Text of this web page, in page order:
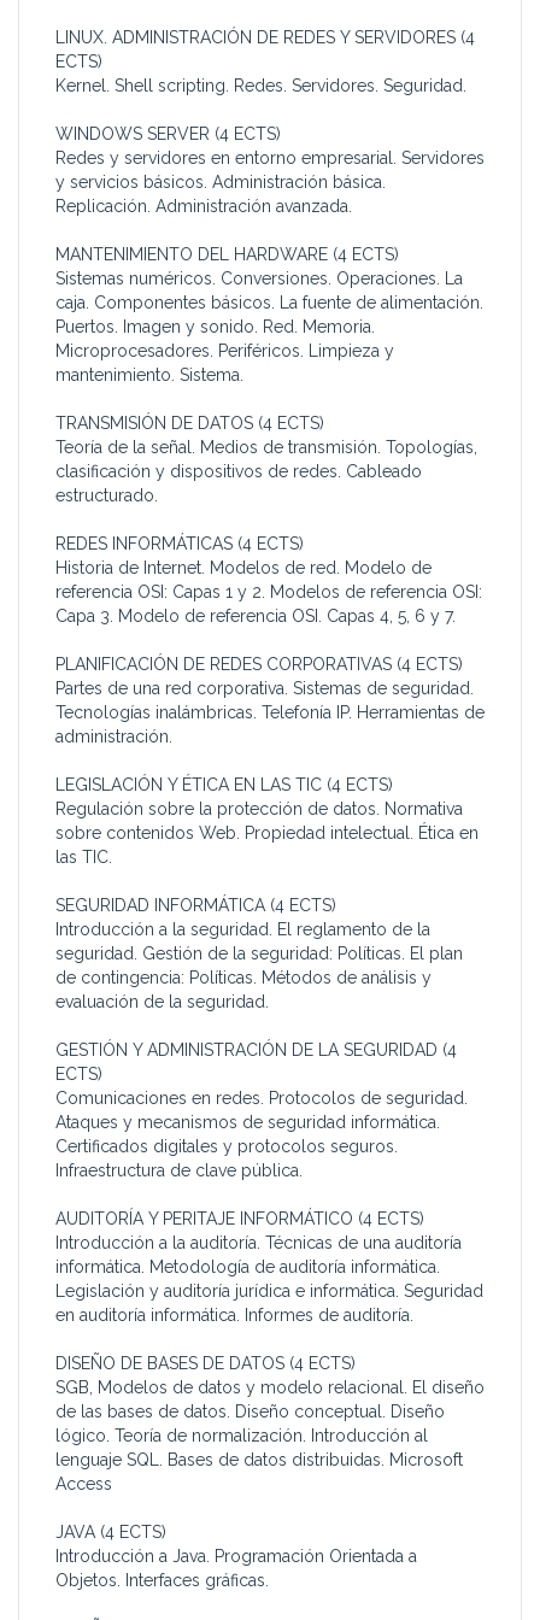
LINUX. ADMINISTRACIÓN DE REDES Y SERVIDORES (4
ECTS)
Kernel. Shell scripting. Redes. Servidores. Seguridad.
WINDOWS SERVER (4 ECTS)
Redes y servidores en entorno empresarial. Servidores
y servicios básicos. Administración básica.
Replicación. Administración avanzada.
MANTENIMIENTO DEL HARDWARE (4 ECTS)
Sistemas numéricos. Conversiones. Operaciones. La
caja. Componentes básicos. La fuente de alimentación.
Puertos. Imagen y sonido. Red. Memoria.
Microprocesadores. Periféricos. Limpieza y
mantenimiento. Sistema.
TRANSMISIÓN DE DATOS (4 ECTS)
Teoría de la señal. Medios de transmisión. Topologías,
clasificación y dispositivos de redes. Cableado
estructurado.
REDES INFORMÁTICAS (4 ECTS)
Historia de Internet. Modelos de red. Modelo de
referencia OSI: Capas 1 y 2. Modelos de referencia OSI:
Capa 3. Modelo de referencia OSI. Capas 4, 5, 6 y 7.
PLANIFICACIÓN DE REDES CORPORATIVAS (4 ECTS)
Partes de una red corporativa. Sistemas de seguridad.
Tecnologías inalámbricas. Telefonía IP. Herramientas de
administración.
LEGISLACIÓN Y ÉTICA EN LAS TIC (4 ECTS)
Regulación sobre la protección de datos. Normativa
sobre contenidos Web. Propiedad intelectual. Ética en
las TIC.
SEGURIDAD INFORMÁTICA (4 ECTS)
Introducción a la seguridad. El reglamento de la
seguridad. Gestión de la seguridad: Políticas. El plan
de contingencia: Políticas. Métodos de análisis y
evaluación de la seguridad.
GESTIÓN Y ADMINISTRACIÓN DE LA SEGURIDAD (4
ECTS)
Comunicaciones en redes. Protocolos de seguridad.
Ataques y mecanismos de seguridad informática.
Certificados digitales y protocolos seguros.
Infraestructura de clave pública.
AUDITORÍA Y PERITAJE INFORMÁTICO (4 ECTS)
Introducción a la auditoría. Técnicas de una auditoría
informática. Metodología de auditoría informática.
Legislación y auditoría jurídica e informática. Seguridad
en auditoría informática. Informes de auditoría.
DISEÑO DE BASES DE DATOS (4 ECTS)
SGB, Modelos de datos y modelo relacional. El diseño
de las bases de datos. Diseño conceptual. Diseño
lógico. Teoría de normalización. Introducción al
lenguaje SQL. Bases de datos distribuidas. Microsoft
Access
JAVA (4 ECTS)
Introducción a Java. Programación Orientada a
Objetos. Interfaces gráficas.